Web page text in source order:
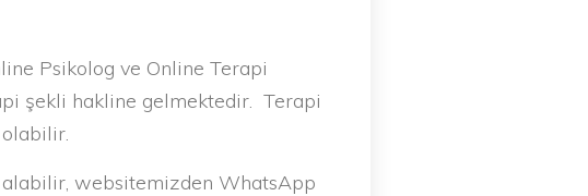
Psikolog ve Online Terapi
şekli hakline gelmektedir. Terapi
alabilir, websitemizden WhatsApp